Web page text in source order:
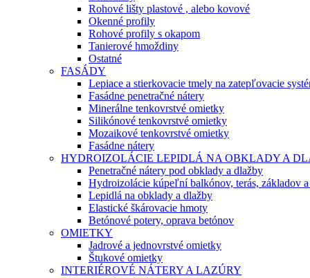
Rohové lišty plastové , alebo kovové
Okenné profily
Rohové profily s okapom
Tanierové hmoždiny
Ostatné
FASÁDY
Lepiace a stierkovacie tmely na zatepľovacie
Fasádne penetračné nátery
Minerálne tenkovrstvé omietky
Silikónové tenkovrstvé omietky
Mozaikové tenkovrstvé omietky
Fasádne nátery
HYDROIZOLÁCIE LEPIDLÁ NA OBKLADY A
Penetračné nátery pod obklady a dlažby
Hydroizolácie kúpeľní balkónov, terás, základov
Lepidlá na obklady a dlažby
Elastické škárovacie hmoty
Betónové potery, oprava betónov
OMIETKY
Jadrové a jednovrstvé omietky
Štukové omietky
INTERIÉROVÉ NÁTERY A LAZÚRY